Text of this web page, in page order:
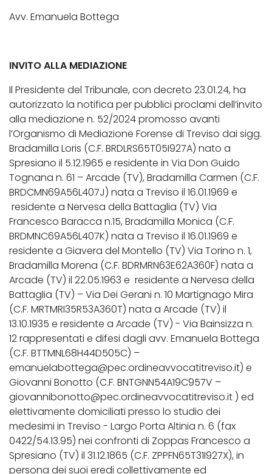
Avv. Emanuela Bottega
INVITO ALLA MEDIAZIONE
Il Presidente del Tribunale, con decreto 23.01.24, ha
autorizzato la notifica per pubblici proclami dell’invito
alla mediazione n. 52/2024 promosso avanti
l’Organismo di Mediazione Forense di Treviso dai sigg.
Bradamilla Loris (C.F. BRDLRS65T05I927A) nato a
Spresiano il 5.12.1965 e residente in Via Don Guido
Tognana n. 61 – Arcade (TV), Bradamilla Carmen (C.F.
BRDCMN69A56L407J) nata a Treviso il 16.01.1969 e
residente a Nervesa della Battaglia (TV) Via
Francesco Baracca n.15, Bradamilla Monica (C.F.
BRDMNC69A56L407K) nata a Treviso il 16.01.1969 e
residente a Giavera del Montello (TV) Via Torino n. 1,
Bradamilla Morena (C.F. BDRMRN63E62A360F) nata a
Arcade (TV) il 22.05.1963 e residente a Nervesa della
Battaglia (TV) – Via Dei Gerani n. 10 Martignago Mira
(C.F. MRTMRI35R53A360T) nata a Arcade (TV) il
13.10.1935 e residente a Arcade (TV) - Via Bainsizza n.
12 rappresentati e difesi dagli avv. Emanuela Bottega
(C.F. BTTMNL68H44D505C) –
emanuelabottega@pec.ordineavvocatitreviso.it) e
Giovanni Bonotto (C.F. BNTGNN54A19C957V –
giovannibonotto@pec.ordineavvocatitreviso.it ) ed
elettivamente domiciliati presso lo studio dei
medesimi in Treviso - Largo Porta Altinia n. 6 (fax
0422/54.13.95) nei confronti di Zoppas Francesco a
Spresiano (TV) il 31.12.1865 (C.F. ZPPFN65T31I927X), in
persona dei suoi eredi collettivamente ed